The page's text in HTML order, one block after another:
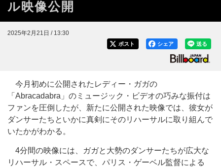
ル映像公開
2025年2月21日 / 13:30
送る
シェア
ポスト
今月初めに公開されたレディー・ガガの
「Abracadabra」のミュージック・ビデオの巧みな振付は
ファンを圧倒したが、新たに公開された映像では、彼女が
ダンサーたちといかに真剣にそのリハーサルに取り組んで
いたかがわかる。
4分間の映像には、ガガと大勢のダンサーたちが広大な
リハーサル・スペースで、パリス・ゲーベル監督による